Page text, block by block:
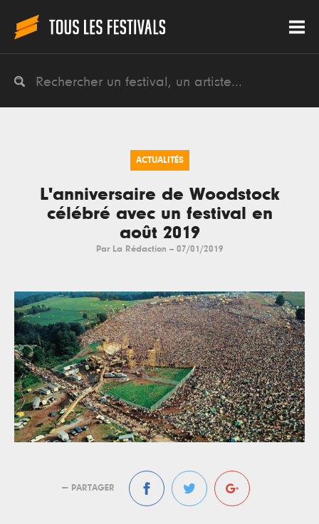
ACTUALITÉS
L'anniversaire de Woodstock
célébré avec un festival en
août 2019
Par La Rédaction -- 07/01/2019
— PARTAGER